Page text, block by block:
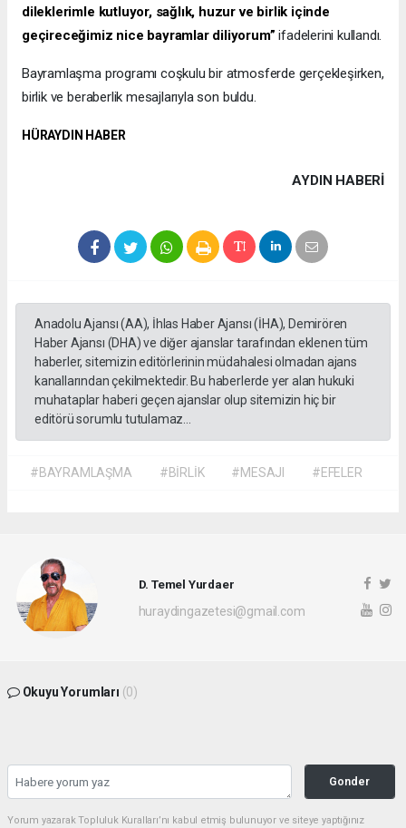
dileklerimle kutluyor, sağlık, huzur ve birlik içinde
geçireceğimiz nice bayramlar diliyorum”ifadelerini kullandı.
Bayramlaşma programı coşkulu bir atmosferde gerçekleşirken,
birlik ve beraberlik mesajlarıyla son buldu.
HÜRAYDIN HABER
AYDIN HABERİ
Anadolu Ajansı (AA), İhlas Haber Ajansı (İHA), Demirören
Haber Ajansı (DHA) ve diğer ajanslar tarafından eklenen tüm
haberler, sitemizin editörlerinin müdahalesi olmadan ajans
kanallarından çekilmektedir. Bu haberlerde yer alan hukuki
muhataplar haberi geçen ajanslar olup sitemizin hiç bir
editörü sorumlu tutulamaz...
#BAYRAMLAŞMA #BİRLİK #MESAJI #EFELER
D. Temel Yurdaer
huraydingazetesi@gmail.com
Okuyu Yorumları (0)
Gonder
Yorum yazarak Topluluk Kuralları’nı kabul etmiş bulunuyor ve siteye yaptığınız